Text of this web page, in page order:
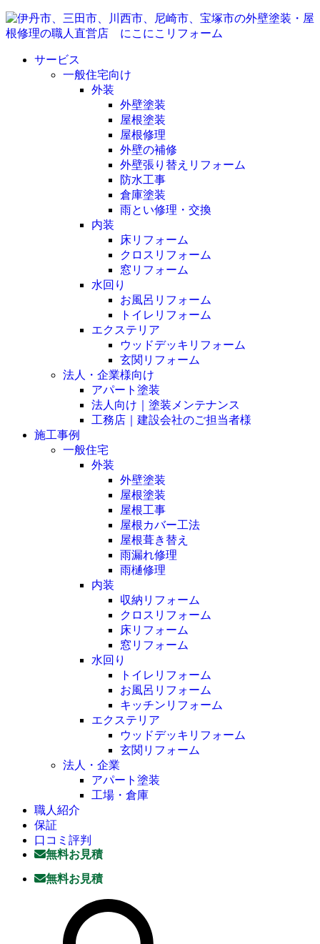
サービス
一般住宅向け
外装
外壁塗装
屋根塗装
屋根修理
外壁の補修
外壁張り替えリフォーム
防水工事
倉庫塗装
雨とい修理・交換
内装
床リフォーム
クロスリフォーム
窓リフォーム
水回り
お風呂リフォーム
トイレリフォーム
エクステリア
ウッドデッキリフォーム
玄関リフォーム
法人・企業様向け
アパート塗装
法人向け｜塗装メンテナンス
工務店｜建設会社のご担当者様
施工事例
一般住宅
外装
外壁塗装
屋根塗装
屋根工事
屋根カバー工法
屋根葺き替え
雨漏れ修理
雨樋修理
内装
収納リフォーム
クロスリフォーム
床リフォーム
窓リフォーム
水回り
トイレリフォーム
お風呂リフォーム
キッチンリフォーム
エクステリア
ウッドデッキリフォーム
玄関リフォーム
法人・企業
アパート塗装
工場・倉庫
職人紹介
保証
口コミ評判
無料お見積
無料お見積